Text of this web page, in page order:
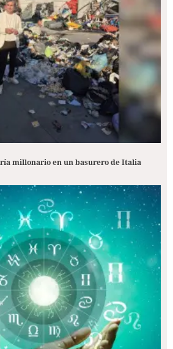
millonario en un basurero de Italia